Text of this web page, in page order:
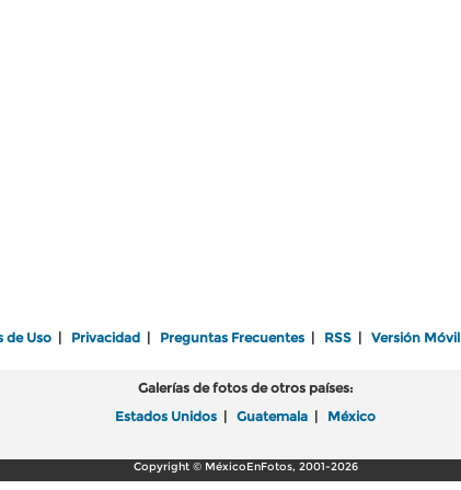
de Uso Privacidad Preguntas Frecuentes RSS Versión Móvil
Galerías de fotos de otros países:
Estados Unidos
Guatemala México
Copyright © MéxicoEnFotos, 2001-2026